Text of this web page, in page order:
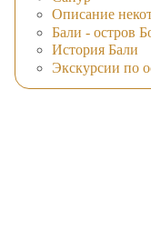
Описание
Бали - остров
История Бали
Экскурсии по